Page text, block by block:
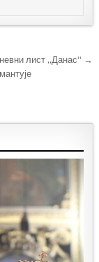
лист „Данас“ →